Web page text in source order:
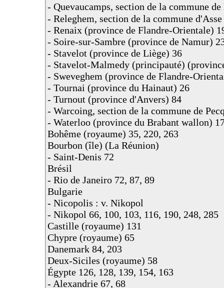
- Quevaucamps, section de la commune
- Releghem, section de la commune
- Renaix (province de Flandre-Orientale)
- Soire-sur-Sambre (province de Namur)
- Stavelot (province de Liège) 36
- Stavelot-Malmedy (principauté)
- Sweveghem (province de Flandre-
- Tournai (province du Hainaut) 26
- Turnout (province d'Anvers) 84
- Warcoing, section de la commune de
- Waterloo (province du Brabant wallon)
Bohême (royaume) 35, 220, 263
Bourbon (île) (La Réunion)
- Saint-Denis 72
Brésil
- Rio de Janeiro 72, 87, 89
Bulgarie
- Nicopolis : v. Nikopol
- Nikopol 66, 100, 103, 116, 190, 248, 285
Castille (royaume) 131
Chypre (royaume) 65
Danemark 84, 203
Deux-Siciles (royaume) 58
Égypte 126, 128, 139, 154, 163
- Alexandrie 67, 68